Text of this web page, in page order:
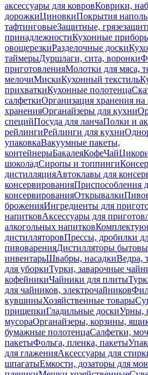
аксессуары для ковровКоврики,
дорожкиЦиновкиПокрытия
тафтинговыеЗащитные,
принадлежностиКухонные
овощерезкиРазделочные доски
таймерыДуршлаги, сита, воронки
приготовленияМолотки для мяса,
мелочиМискиКухонный текстиль
прихваткиКухонные полотенца
салфеткиОрганизация хранения на
храненияОрганайзеры для кухни
специйПосуда для ланчаПолки и
рейлингиРейлинги для кухни
упаковкаВакуумные пакеты,
контейнерыБакалеяКофеЧай
шоколадСиропы и топпинги
дистилляцияАвтоклавы для
консервированияПриспособления
консервированияОткрывалки
броженияИнгредиенты для
напитковАксессуары для
алкогольных напитков
дистилляторовПрессы, дробилки
пивоваренияДистилляторы
инвентарьШвабры, насадкиВедра,
для уборкиТурки, заварочные
кофейникиЧайники для плиты
для чайников, электрочайников
кувшиныХозяйственные товары
прищепкиГладильные доскиУрны,
мусораОрганайзеры, корзины,
бумажные полотенцаСалфетки,
пакетыФольга, пленка, пакеты
для глаженияАксессуары для
шпагатыЕмкости, дозаторы для